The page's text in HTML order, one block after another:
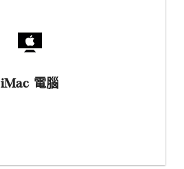
iMac 電腦